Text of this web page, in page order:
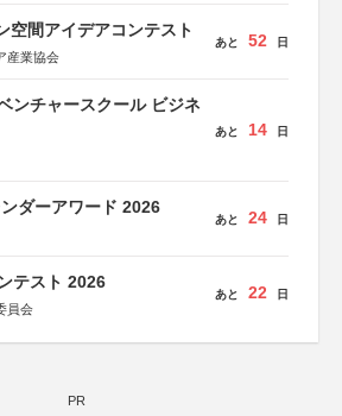
空間アイデアコンテスト
産業協会
あと 52 日
ンチャースクール ビジネ
あと 14 日
ダーアワード 2026
あと 24 日
テスト 2026
員会
あと 22 日
PR